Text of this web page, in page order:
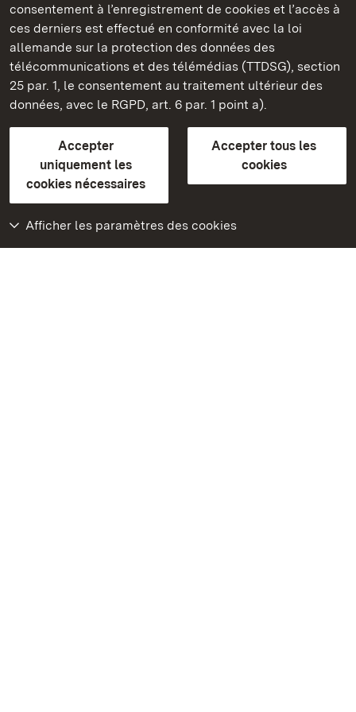
consentement à l’enregistrement de cookies et l’accès à
ces derniers est effectué en conformité avec la loi
allemande sur la protection des données des
télécommunications et des télémédias (TTDSG), section
25 par. 1, le consentement au traitement ultérieur des
données, avec le RGPD, art. 6 par. 1 point a).
Accepter
uniquement les
cookies nécessaires
Accepter tous les
cookies
Afficher les paramètres des cookies
Châteaux et jardins publics du Bade-Wurtemberg
ContactFAQ et réponsesMentions légales
Protection des données
Explications sur l’accessibilité
BITV-konform (geprüfte Seiten)
plus loin
Accueil
Monuments
Rendez-nous visite